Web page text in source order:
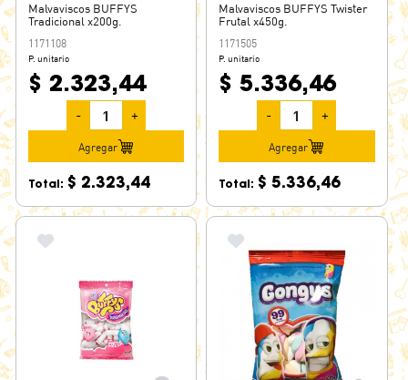
Malvaviscos BUFFYS
Tradicional x200g.
1171108
P. unitario
$ 2.323,44
- +
Agregar
Total: $ 2.323,44
Malvaviscos BUFFYS Twister
Frutal x450g.
1171505
P. unitario
$ 5.336,46
- +
Agregar
Total: $ 5.336,46